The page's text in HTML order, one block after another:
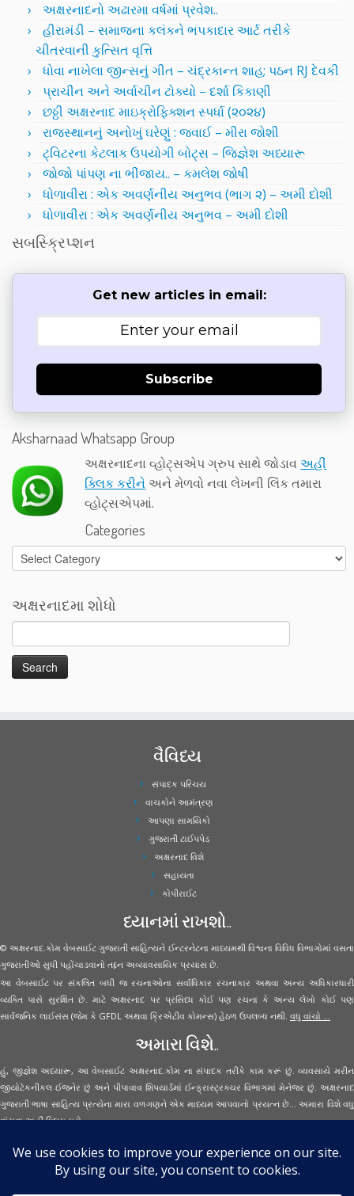
અક્ષરનાદનો અઢારમા વર્ષમાં પ્રવેશ..
હીરામંડી – સમાજના કલંકને ભપકાદાર આર્ટ તરીકે
ચીતરવાની કુત્સિત વૃત્તિ
ધોવા નાખેલા જીન્સનું ગીત – ચંદ્રકાન્ત શાહ; પઠન RJ દેવકી
પ્રાચીન અને અર્વાચીન ટોક્યો – દર્શા કિકાણી
છઠ્ઠી અક્ષરનાદ માઇક્રોફિક્શન સ્પર્ધા (૨૦૨૪)
રાજસ્થાનનું અનોખું ઘરેણું : જવાઈ – મીરા જોશી
ટ્વિટરના કેટલાક ઉપયોગી બોટ્સ – જિજ્ઞેશ અધ્યારૂ
જોજો પાંપણ ના ભીંજાય.. – કમલેશ જોષી
ધોળાવીરા : એક અવર્ણનીય અનુભવ (ભાગ ૨) – અમી દોશી
ધોળાવીરા : એક અવર્ણનીય અનુભવ – અમી દોશી
સબસ્ક્રિપ્શન
Get new articles in email:
Subscribe
Aksharnaad Whatsapp Group
અક્ષરનાદના વ્હોટ્સએપ ગ્રુપ સાથે જોડાવઅહીં
ક્લિક કરીને અને મેળવો નવા લેખની લિંક તમારા
વ્હોટ્સએપમાં.
Categories
Categories
અક્ષરનાદમા શોધો
વૈવિધ્ય
સંપાદક પરિચય
વાચકોને આમંત્રણ
આપણા સામયિકો
ગુજરાતી ટાઈપપેડ
અક્ષરનાદ વિશે
સહાયતા
કોપીરાઈટ
ધ્યાનમાં રાખશો..
© અક્ષરનાદ.કોમ વેબસાઈટ ગુજરાતી સાહિત્યને ઈન્ટરનેટના માધ્યમથી વિશ્વના વિવિધ વિભાગોમાં વસતા
ગુજરાતીઓ સુધી પહોંચાડવાનો તદ્દન અવ્યાવસાયિક પ્રયાસ છે.
આ વેબસાઈટ પર સંકલિત બધી જ રચનાઓના સર્વાધિકાર રચનાકાર અથવા અન્ય અધિકારધારી
વ્યક્તિ પાસે સુરક્ષિત છે. માટે અક્ષરનાદ પર પ્રસિધ્ધ કોઈ પણ રચના કે અન્ય લેખો કોઈ પણ
સાર્વજનિક લાઈસંસ (જેમ કે GFDL અથવા ક્રિએટીવ કોમન્સ) હેઠળ ઉપલબ્ધ નથી. વધુ વાંચો ...
અમારા વિશે..
હું, જીજ્ઞેશ અધ્યારૂ, આ વેબસાઈટ અક્ષરનાદ.કોમ ના સંપાદક તરીકે કામ કરૂં છું. વ્યવસાયે મરીન
જીયોટેકનીકલ ઈજનેર છું અને પીપાવાવ શિપયાર્ડમાં ઈન્ફ્રાસ્ટ્રક્ચર વિભાગમાં મેનેજર છું. અક્ષરનાદ
ગુજરાતી ભાષા સાહિત્ય પ્રત્યેના મારા વળગણને એક માધ્યમ આપવાનો પ્રયત્ન છે... અમારા વિશે વધુ
વાંચવાઅહીં ક્લિક કરો...
Secured Site Assurance